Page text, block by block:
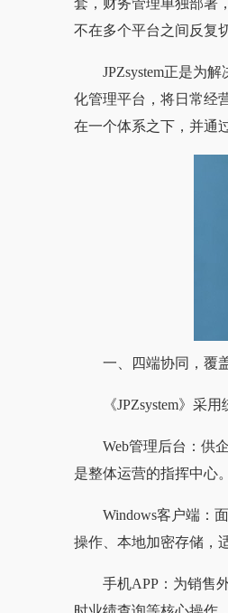
套，财务管理单独部署
不在多个平台之间反复
JPZsystem正是为
化管理平台，将日常
在一个体系之下，并通
一、四端协同，覆
《JPZsystem》采
Web管理后台：供
是整体运营的指挥中心。
Windows客户端：
操作、本地加密存储，
手机APP：为销售